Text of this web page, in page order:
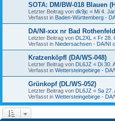
SOTA: DM/BW-018 Blauen
Letzter Beitrag von dk9jc « Mi 4.
Verfasst in Baden-Württemberg -
DA/NI-xxx nr Bad
Letzter Beitrag von DL2XL « Fr 28.
Verfasst in Niedersachsen - DA/NI
Kratzenköpfl (DA/WS-048)
Letzter Beitrag von DL6JZ « Di 30.
Verfasst in Wettersteingebirge -
Grünkopf (DL/WS-052)
Letzter Beitrag von DL6JZ « Sa 27.
Verfasst in Wettersteingebirge -